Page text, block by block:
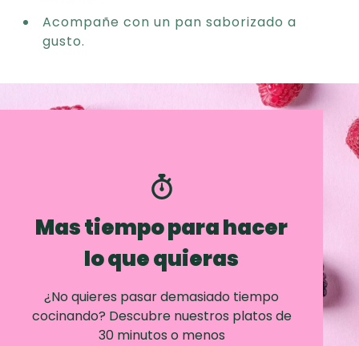
Acompañe con un pan saborizado a
gusto.
Mas tiempo para hacer
lo que quieras
¿No quieres pasar demasiado tiempo
cocinando? Descubre nuestros platos de
30 minutos o menos